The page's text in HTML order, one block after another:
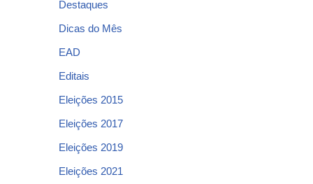
Destaques
Dicas do Mês
EAD
Editais
Eleições 2015
Eleições 2017
Eleições 2019
Eleições 2021